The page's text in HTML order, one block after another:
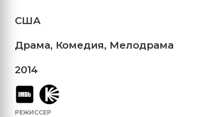
США
Драма, Комедия, Мелодрама
2014
РЕЖИССЕР